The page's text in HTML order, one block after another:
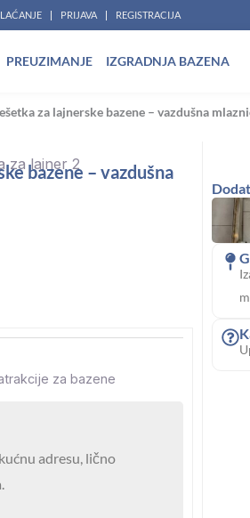
PRIJAVA REGISTRACIJA
PREUZIMANJE IZGRADNJA BAZENA
za lajnerske bazene – vazdušna
bazene – vazdušna
za bazene
adresu, lično